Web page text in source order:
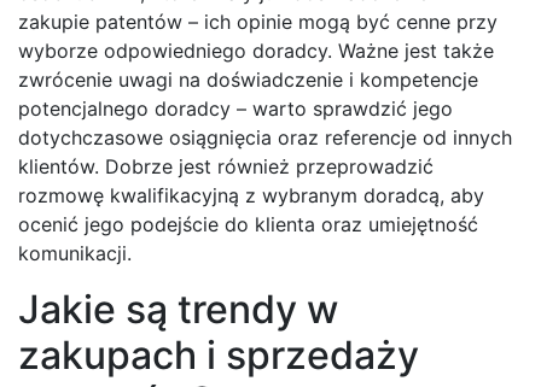
zakupie patentów – ich opinie mogą być cenne przy
wyborze odpowiedniego doradcy. Ważne jest także
zwrócenie uwagi na doświadczenie i kompetencje
potencjalnego doradcy – warto sprawdzić jego
dotychczasowe osiągnięcia oraz referencje od innych
klientów. Dobrze jest również przeprowadzić
rozmowę kwalifikacyjną z wybranym doradcą, aby
ocenić jego podejście do klienta oraz umiejętność
komunikacji.
Jakie są trendy w
zakupach i sprzedaży